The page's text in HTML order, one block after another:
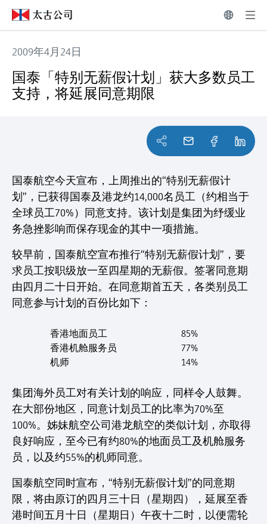
2009年4月24日
国泰「特别无薪假计划」获大多数员工
支持，将延展同意期限
国泰航空今天宣布，上周推出的“特别无薪假计
划”，已获得国泰及港龙约14,000名员工（约相当于
全球员工70%）同意支持。该计划是集团为纾缓业
务急挫影响而保存现金的其中一项措施。
较早前，国泰航空宣布推行“特别无薪假计划”，要
求员工按职级放一至四星期的无薪假。签署同意期
由四月二十日开始。在同意期首五天，各类别员工
同意参与计划的百份比如下：
香港地面员工
香港机舱服务员
机师
85%
77%
14%
集团海外员工对有关计划的响应，同样令人鼓舞。
在大部份地区，同意计划员工的比率为70%至
100%。姊妹航空公司港龙航空的类似计划，亦取得
良好响应，至今已有约80%的地面员工及机舱服务
员，以及约55%的机师同意。
国泰航空同时宣布，“特别无薪假计划”的同意期
限，将由原订的四月三十日（星期四），延展至香
港时间五月十日（星期日）午夜十二时，以便需轮